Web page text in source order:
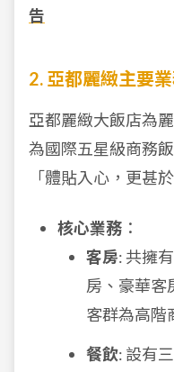
告
2. 亞都麗緻主要
亞都麗緻大飯店為
為國際五星級商務
「體貼入心，更甚
核心業務 ：
客房: 共擁有
房、豪華客
客群為高階
餐飲: 設有